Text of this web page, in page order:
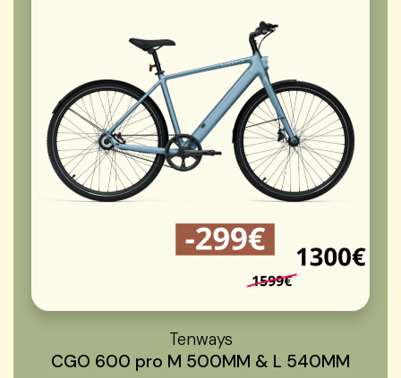
Tenways
CGO 600 pro M 500MM & L 540MM